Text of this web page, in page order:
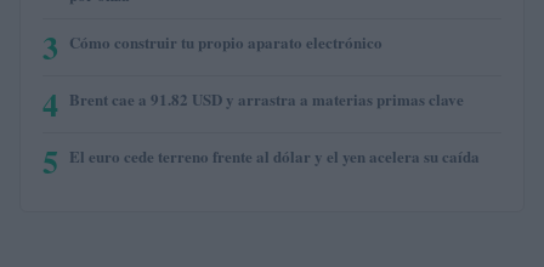
3 Cómo construir tu propio aparato electrónico
4 Brent cae a 91.82 USD y arrastra a materias primas clave
5 El euro cede terreno frente al dólar y el yen acelera su caída